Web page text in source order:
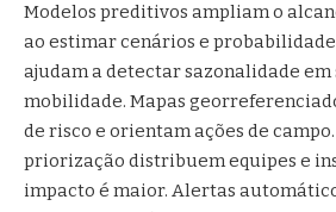
Modelos preditivos ampliam o
ao estimar cenários e
ajudam a detectar sazonalidade em
mobilidade. Mapas
de risco e orientam ações de
priorização distribuem equipes e
impacto é maior. Alertas